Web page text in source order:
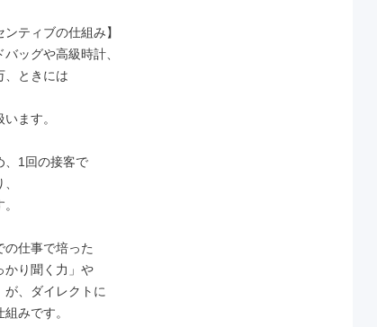
ンティブの仕組み】
ッグや高級時計、
、ときには
ます。
、1回の接客で
の仕事で培った
かり聞く力」や
が、ダイレクトに
みです。